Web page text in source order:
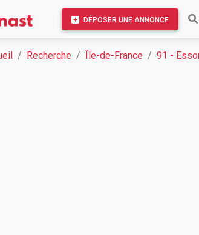
DÉPOSER UNE ANNONCE
Recherche Île-de-France 91 -